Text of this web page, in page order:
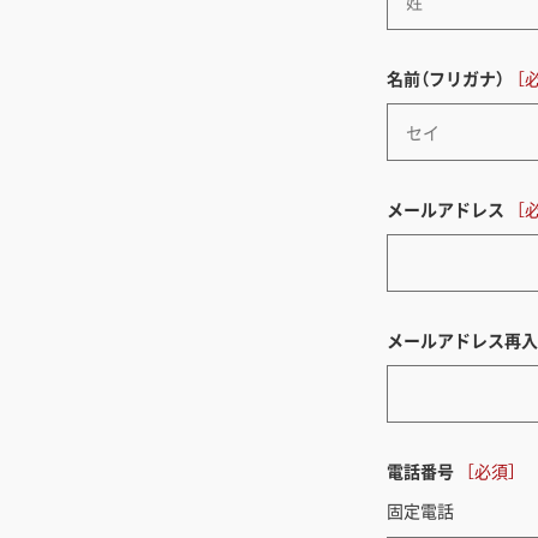
名前（フリガナ）
メールアドレス
メールアドレス再
電話番号
固定電話